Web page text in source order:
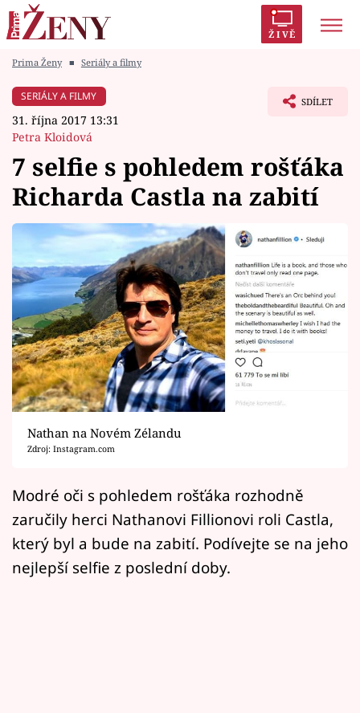
ŽIVĚ
Módní alarm
Témata
Celebrity
Vztahy
Seriály
Horoskopy
Sledujte prima+
Filmový festival Karlovy Vary
Mámy sobě
Přihlášení
Prima Ženy ■ Seriály a filmy
SERIÁLY A FILMY
31. října 2017 13:31
Petra Kloidová
SDÍLET
7 selfie s pohledem rošťáka
Richarda Castla na zabití
Nathan na Novém Zélandu
Zdroj: Instagram.com
Modré oči s pohledem rošťáka rozhodně
zaručily herci Nathanovi Fillionovi roli Castla,
který byl a bude na zabití. Podívejte se na jeho
nejlepší selfie z poslední doby.